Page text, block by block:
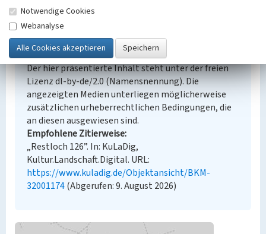
Empfohlene Zitierweise
Urheberrechtlicher Hinweis
Der hier präsentierte Inhalt steht unter der freien
Lizenz dl-by-de/2.0 (Namensnennung). Die
angezeigten Medien unterliegen möglicherweise
zusätzlichen urheberrechtlichen Bedingungen, die
an diesen ausgewiesen sind.
Empfohlene Zitierweise
„Restloch 126”. In: KuLaDig,
Kultur.Landschaft.Digital. URL:
https://www.kuladig.de/Objektansicht/BKM-
32001174(Abgerufen: 9. August 2026)
Notwendige Cookies
Webanalyse